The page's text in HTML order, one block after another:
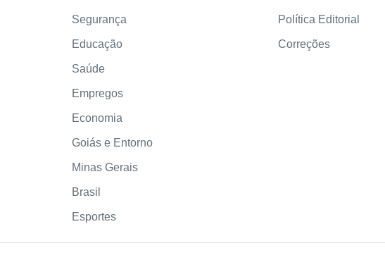
Segurança
Educação
Saúde
Empregos
Economia
Goiás e Entorno
Minas Gerais
Brasil
Esportes
Política Editorial
Correções